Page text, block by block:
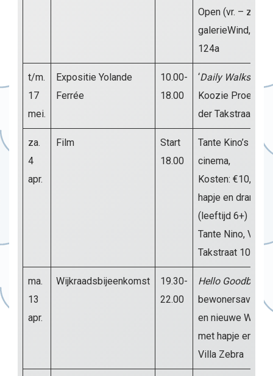
Open (vr. – zo.)
galerieWind, Pr.
124a
t/m.
17
mei.
Expositie Yolande
Ferrée
10.00-
18.00
‘Daily Walks
Koozie Proeverij,
der Takstraat 51
za.
4
apr.
Film
Start
18.00
Tante Kino’s
cinema,
Kosten: €10,- incl.
hapje en drankje
(leeftijd 6+)
Tante Nino, Van
Takstraat 102b
ma.
13
apr.
Wijkraadsbijeenkomst
19.30-
22.00
Hello Goodbye
bewonersavond
en nieuwe
met hapje en
Villa Zebra